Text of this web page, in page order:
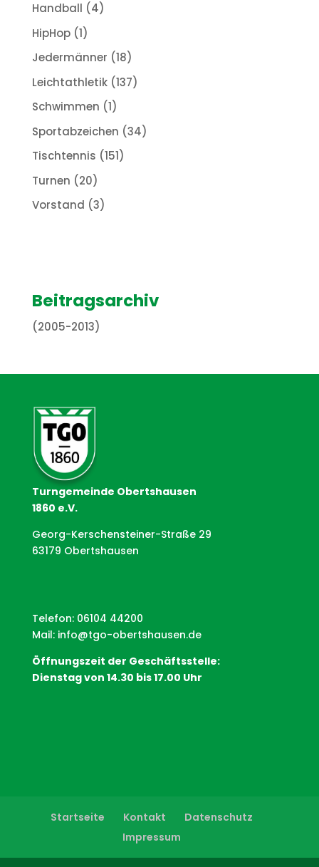
Handball (4)
HipHop(1)
Jedermänner (18)
Leichtathletik(137)
Schwimmen (1)
Sportabzeichen (34)
Tischtennis (151)
Turnen (20)
Vorstand (3)
Beitragsarchiv
(2005-2013)
Turngemeinde Obertshausen
1860 e.V.
Georg-Kerschensteiner-Straße 29
63179 Obertshausen
Telefon: 06104 44200
Mail: info@tgo-obertshausen.de
Öffnungszeit der Geschäftsstelle:
Dienstag von 14.30 bis 17.00 Uhr
Startseite Kontakt
Datenschutz
Impressum